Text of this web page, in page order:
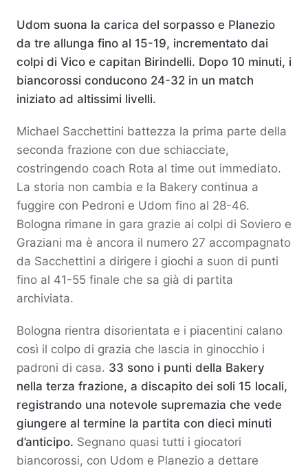
Udom suona la carica del sorpasso e Planezio
da tre allunga fino al 15-19, incrementato dai
colpi di Vico e capitan Birindelli. Dopo 10 minuti, i
biancorossi conducono 24-32 in un match
iniziato ad altissimi livelli.
Michael Sacchettini battezza la prima parte della
seconda frazione con due schiacciate,
costringendo coach Rota al time out immediato.
La storia non cambia e la Bakery continua a
fuggire con Pedroni e Udom fino al 28-46.
Bologna rimane in gara grazie ai colpi di Soviero e
Graziani ma è ancora il numero 27 accompagnato
da Sacchettini a dirigere i giochi a suon di punti
fino al 41-55 finale che sa già di partita
archiviata.
Bologna rientra disorientata e i piacentini calano
così il colpo di grazia che lascia in ginocchio i
padroni di casa. 33 sono i punti della Bakery
nella terza frazione, a discapito dei soli 15 locali,
registrando una notevole supremazia che vede
giungere al termine la partita con dieci minuti
d’anticipo. Segnano quasi tutti i giocatori
biancorossi, con Udom e Planezio a dettare